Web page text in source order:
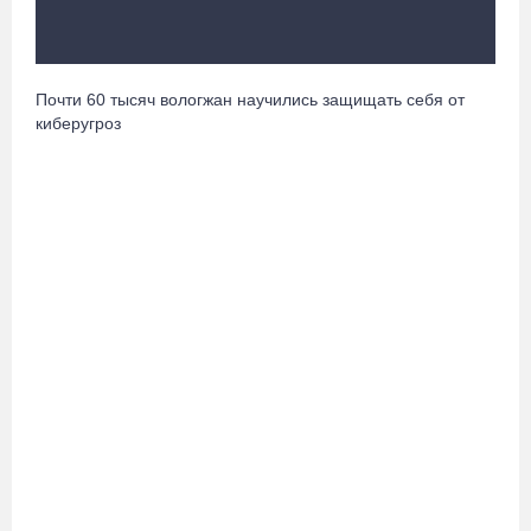
Почти 60 тысяч вологжан научились защищать себя от
киберугроз